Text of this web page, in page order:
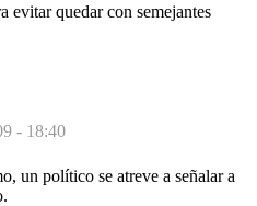
evitar quedar con semejantes
- 18:40
un político se atreve a señalar a